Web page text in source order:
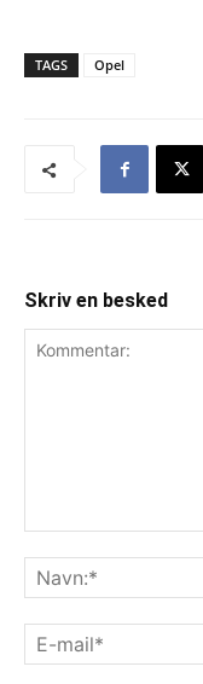
TAGS Opel
Skriv en besked